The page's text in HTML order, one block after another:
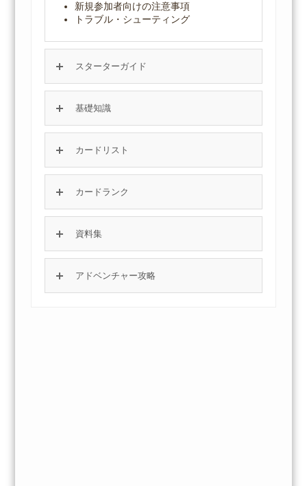
新規参加者向けの注意事項
トラブル・シューティング
スターターガイド
基礎知識
カードリスト
カードランク
資料集
アドベンチャー攻略